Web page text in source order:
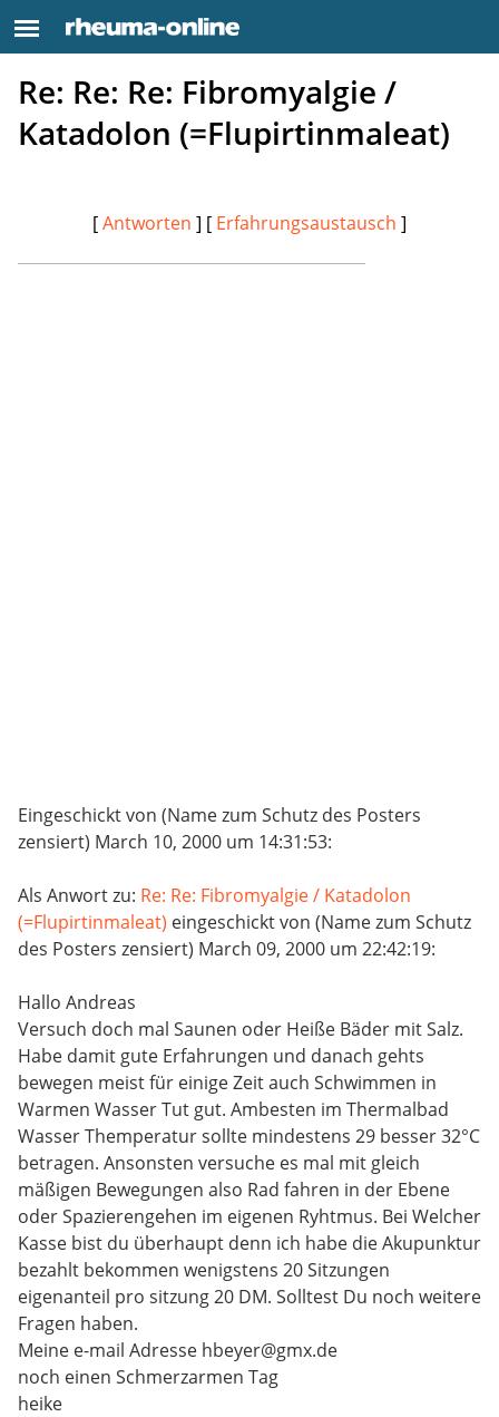
Re: Re: Re: Fibromyalgie /
Katadolon (=Flupirtinmaleat)
[Antworten ] [ Erfahrungsaustausch ]
Eingeschickt von (Name zum Schutz des Posters
zensiert) March 10, 2000 um 14:31:53:
Als Anwort zu: Re: Re: Fibromyalgie / Katadolon
(=Flupirtinmaleat) eingeschickt von (Name zum Schutz
des Posters zensiert) March 09, 2000 um 22:42:19:
Hallo Andreas
Versuch doch mal Saunen oder Heiße Bäder mit Salz.
Habe damit gute Erfahrungen und danach gehts
bewegen meist für einige Zeit auch Schwimmen in
Warmen Wasser Tut gut. Ambesten im Thermalbad
Wasser Themperatur sollte mindestens 29 besser 32°C
betragen. Ansonsten versuche es mal mit gleich
mäßigen Bewegungen also Rad fahren in der Ebene
oder Spazierengehen im eigenen Ryhtmus. Bei Welcher
Kasse bist du überhaupt denn ich habe die Akupunktur
bezahlt bekommen wenigstens 20 Sitzungen
eigenanteil pro sitzung 20 DM. Solltest Du noch weitere
Fragen haben.
Meine e-mail Adresse hbeyer@gmx.de
noch einen Schmerzarmen Tag
heike